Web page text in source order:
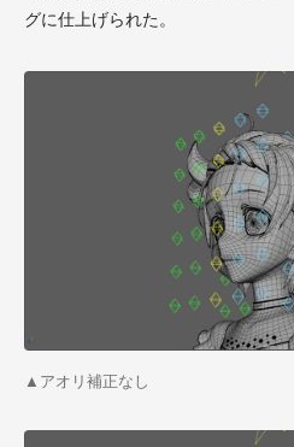
グに仕上げられた。
▲アオリ補正なし